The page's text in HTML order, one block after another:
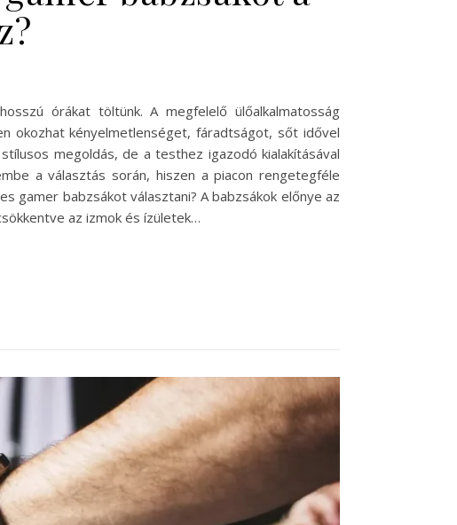
órákat töltünk. A megfelelő ülőalkalmatosság
okozhat kényelmetlenséget, fáradtságot, sőt idővel
megoldás, de a testhez igazodó kialakításával
a választás során, hiszen a piacon rengetegféle
gamer babzsákot választani? A babzsákok előnye az
az izmok és ízületek…